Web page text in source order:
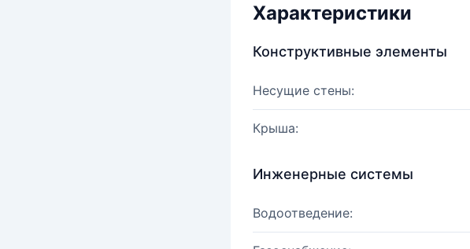
Характеристики
Конструктивные элементы
Несущие стены:
Крыша:
Инженерные системы
Водоотведение: